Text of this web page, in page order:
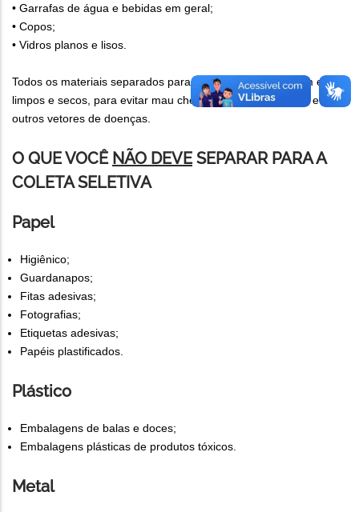
• Garrafas de água e bebidas em geral;
• Copos;
• Vidros planos e lisos.
Todos os materiais separados para a coleta seletiva devem estar
limpos e secos, para evitar mau cheiro e não atrair insetos e
outros vetores de doenças.
O QUE VOCÊ NÃO DEVESEPARAR PARA A
COLETA SELETIVA
Papel
Higiênico;
Guardanapos;
Fitas adesivas;
Fotografias;
Etiquetas adesivas;
Papéis plastificados.
Plástico
Embalagens de balas e doces;
Embalagens plásticas de produtos tóxicos.
Metal